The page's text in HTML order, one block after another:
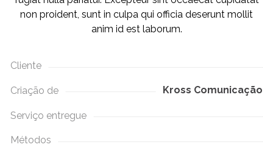
non proident, sunt in culpa qui officia deserunt mollit
anim id est laborum.
Cliente
Criação de Kross Comunicação
Serviço entregue
Métodos